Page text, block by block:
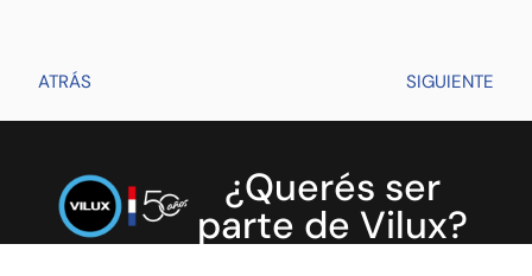
ATRÁS SIGUIENTE
¿Querés ser
parte de Vilux?